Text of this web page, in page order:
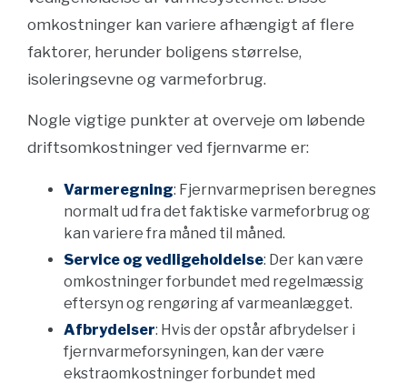
omkostninger kan variere afhængigt af flere
faktorer, herunder boligens størrelse,
isoleringsevne og varmeforbrug.
Nogle vigtige punkter at overveje om løbende
driftsomkostninger ved fjernvarme er:
Varmeregning: Fjernvarmeprisen beregnes
normalt ud fra det faktiske varmeforbrug og
kan variere fra måned til måned.
Service og vedligeholdelse: Der kan være
omkostninger forbundet med regelmæssig
eftersyn og rengøring af varmeanlægget.
Afbrydelser: Hvis der opstår afbrydelser i
fjernvarmeforsyningen, kan der være
ekstraomkostninger forbundet med